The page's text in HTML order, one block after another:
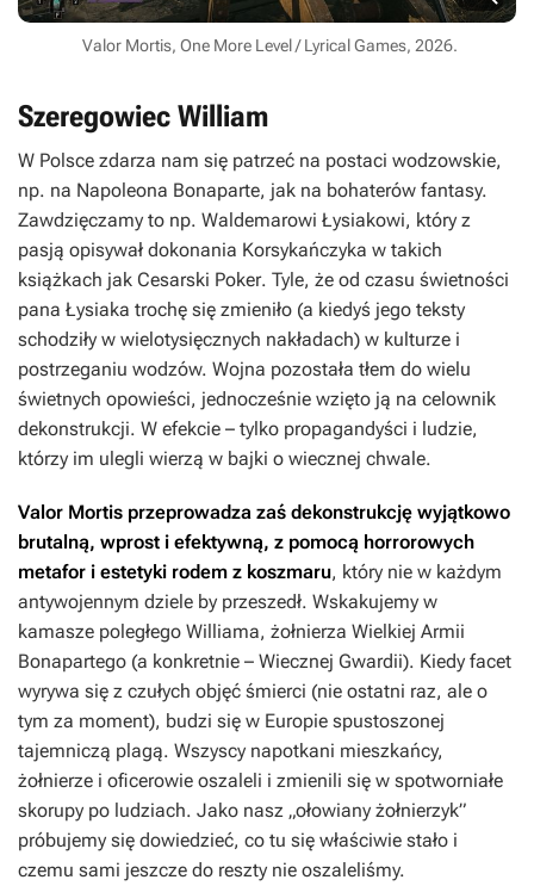
Valor Mortis, One More Level / Lyrical Games, 2026.
Szeregowiec William
W Polsce zdarza nam się patrzeć na postaci wodzowskie,
np. na Napoleona Bonaparte, jak na bohaterów fantasy.
Zawdzięczamy to np. Waldemarowi Łysiakowi, który z
pasją opisywał dokonania Korsykańczyka w takich
książkach jak Cesarski Poker. Tyle, że od czasu świetności
pana Łysiaka trochę się zmieniło (a kiedyś jego teksty
schodziły w wielotysięcznych nakładach) w kulturze i
postrzeganiu wodzów. Wojna pozostała tłem do wielu
świetnych opowieści, jednocześnie wzięto ją na celownik
dekonstrukcji. W efekcie – tylko propagandyści i ludzie,
którzy im ulegli wierzą w bajki o wiecznej chwale.
Valor Mortis przeprowadza zaś dekonstrukcję wyjątkowo
brutalną, wprost i efektywną, z pomocą horrorowych
metafor i estetyki rodem z koszmaru, który nie w każdym
antywojennym dziele by przeszedł. Wskakujemy w
kamasze poległego Williama, żołnierza Wielkiej Armii
Bonapartego (a konkretnie – Wiecznej Gwardii). Kiedy facet
wyrywa się z czułych objęć śmierci (nie ostatni raz, ale o
tym za moment), budzi się w Europie spustoszonej
tajemniczą plagą. Wszyscy napotkani mieszkańcy,
żołnierze i oficerowie oszaleli i zmienili się w spotworniałe
skorupy po ludziach. Jako nasz „ołowiany żołnierzyk”
próbujemy się dowiedzieć, co tu się właściwie stało i
czemu sami jeszcze do reszty nie oszaleliśmy.